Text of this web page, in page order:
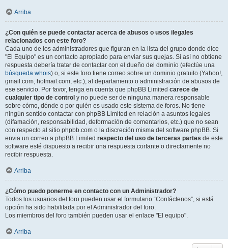
Arriba
¿Con quién se puede contactar acerca de abusos o usos ilegales
relacionados con este foro?
Cada uno de los administradores que figuran en la lista del grupo donde dice
"El Equipo" es un contacto apropiado para enviar sus quejas. Si así no obtiene
respuesta debería tratar de contactar con el dueño del dominio (efectúe una
búsqueda whois) o, si este foro tiene correo sobre un dominio gratuito (Yahoo!,
gmail.com, hotmail.com, etc.), al departamento o administración de abusos de
ese servicio. Por favor, tenga en cuenta que phpBB Limited carece de
cualquier tipo de control y no puede ser de ninguna manera responsable
sobre cómo, dónde o por quién es usado este sistema de foros. No tiene
ningún sentido contactar con phpBB Limited en relación a asuntos legales
(difamación, responsabilidad, deformación de comentarios, etc.) que no sean
con respecto al sitio phpbb.com o la discreción misma del software phpBB. Si
envia un correo a phpBB Limited respecto del uso de terceras partes de este
software esté dispuesto a recibir una respuesta cortante o directamente no
recibir respuesta.
Arriba
¿Cómo puedo ponerme en contacto con un Administrador?
Todos los usuarios del foro pueden usar el formulario “Contáctenos”, si está
opción ha sido habilitada por el Administrador del foro.
Los miembros del foro también pueden usar el enlace "El equipo".
Arriba